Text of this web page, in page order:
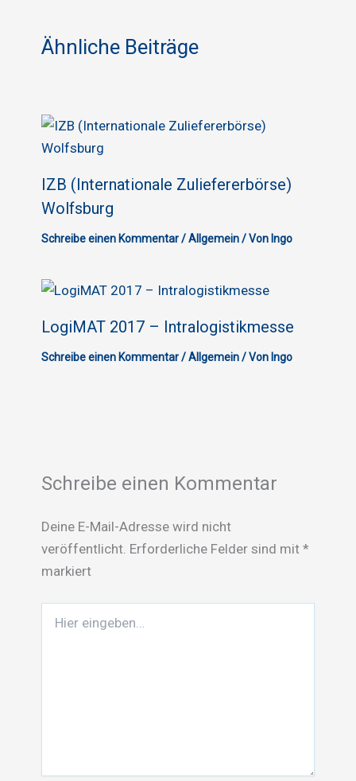
Ähnliche Beiträge
IZB (Internationale Zuliefererbörse)
Wolfsburg
Schreibe einen Kommentar /Allgemein/ Von Ingo
LogiMAT 2017 – Intralogistikmesse
Schreibe einen Kommentar /Allgemein/ Von Ingo
Schreibe einen Kommentar
Deine E-Mail-Adresse wird nicht
veröffentlicht. Erforderliche Felder sind mit *
markiert
eingeben…